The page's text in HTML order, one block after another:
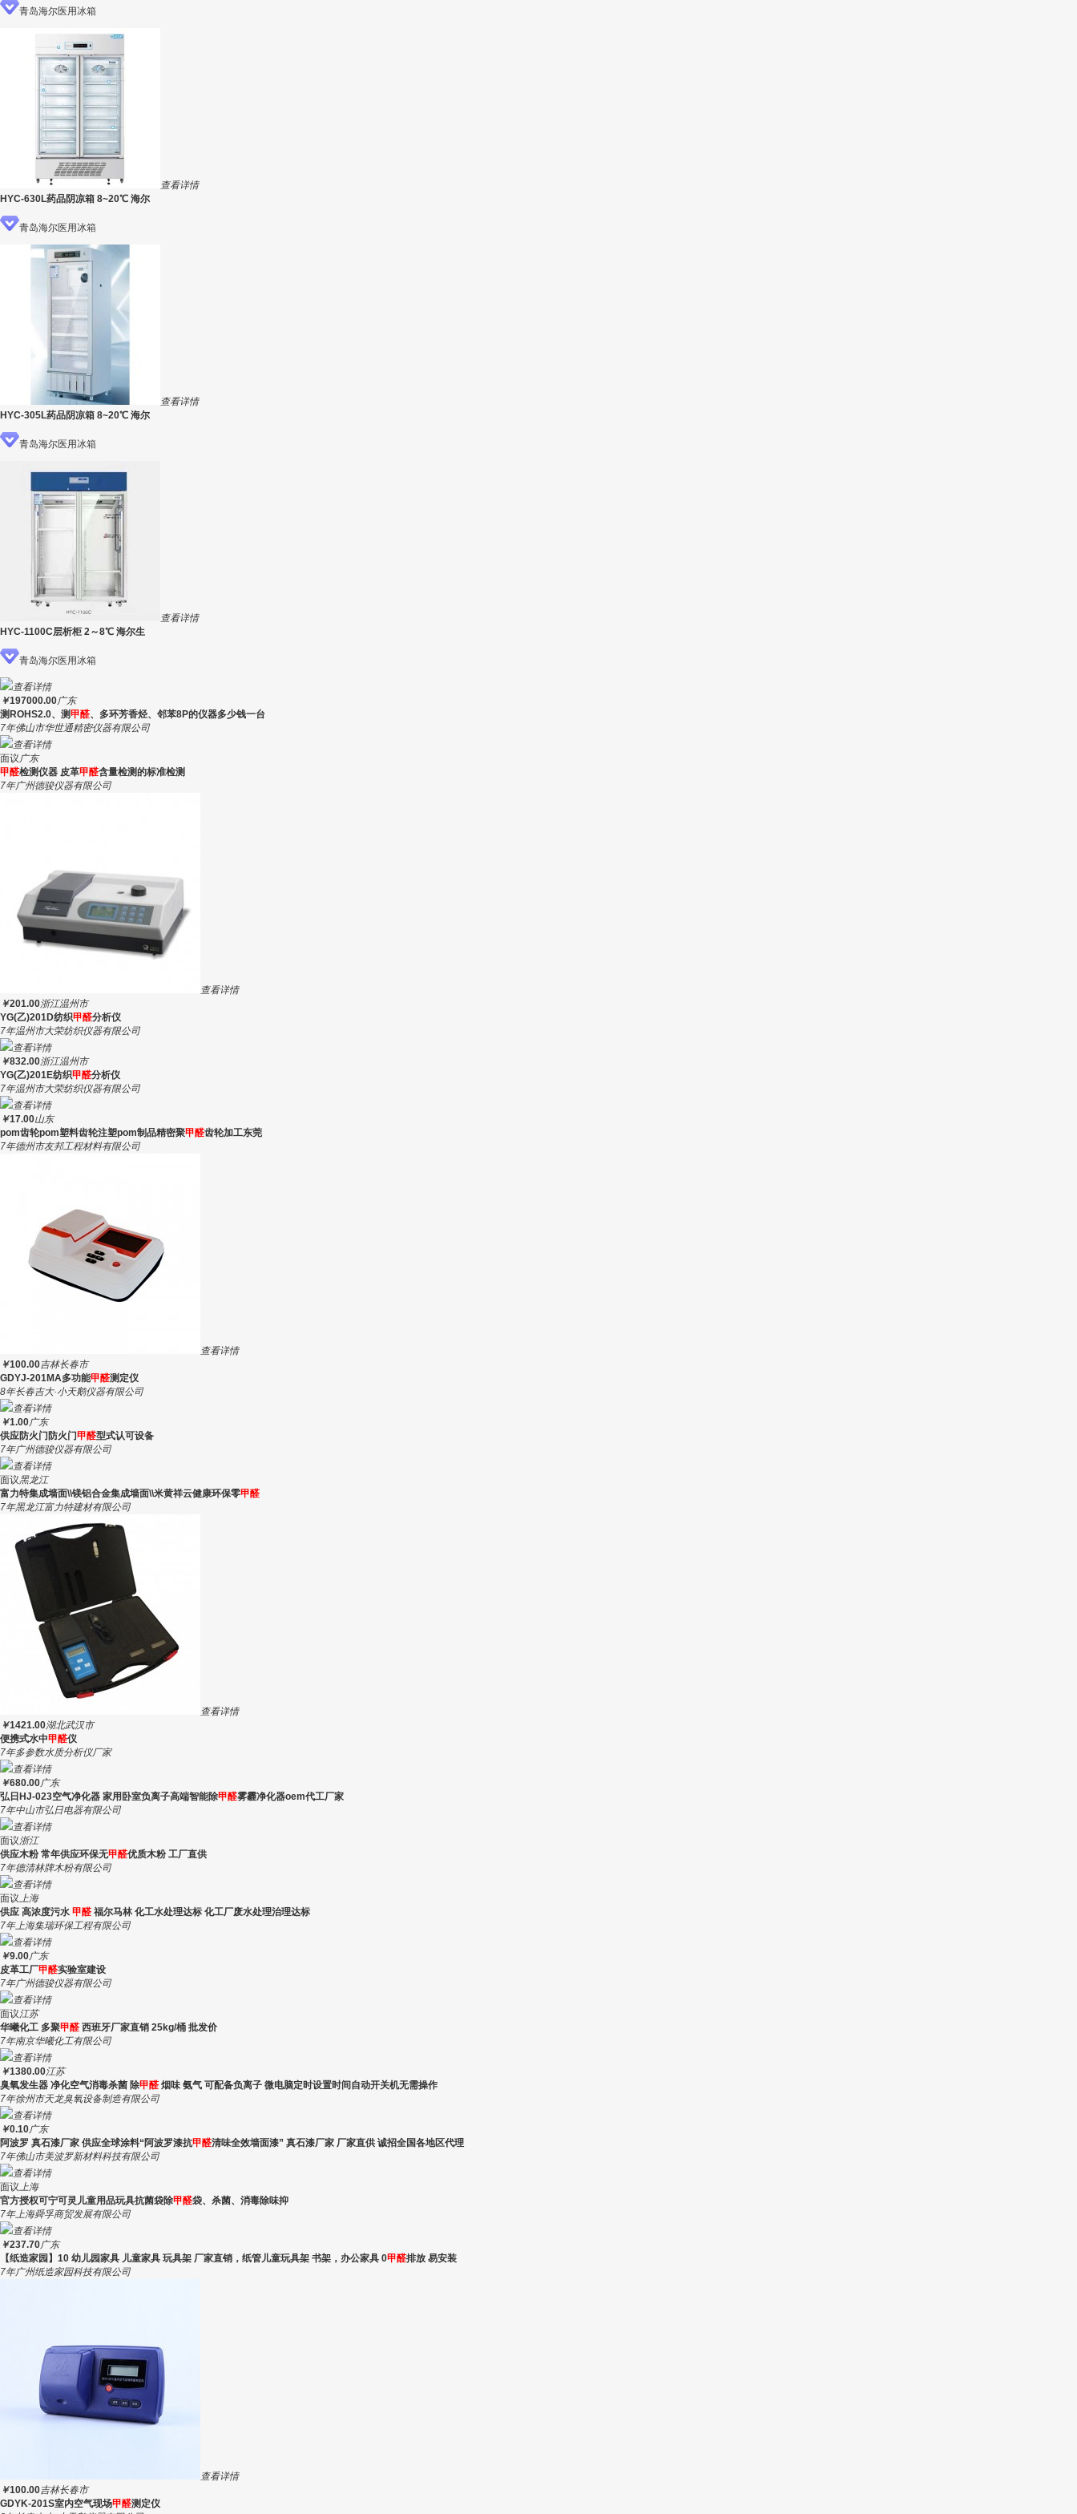
青岛海尔医用冰箱
查看详情
HYC-630L药品阴凉箱 8~20℃ 海尔
青岛海尔医用冰箱
查看详情
HYC-305L药品阴凉箱 8~20℃ 海尔
青岛海尔医用冰箱
查看详情
HYC-1100C层析柜 2～8℃ 海尔生
青岛海尔医用冰箱
查看详情
￥197000.00广东
测ROHS2.0、测甲醛、多环芳香烃、邻苯8P的仪器多少钱一台
7年佛山市华世通精密仪器有限公司
查看详情
面议广东
甲醛检测仪器 皮革甲醛含量检测的标准检测
7年广州德骏仪器有限公司
查看详情
￥201.00浙江温州市
YG(乙)201D纺织甲醛分析仪
7年温州市大荣纺织仪器有限公司
查看详情
￥832.00浙江温州市
YG(乙)201E纺织甲醛分析仪
7年温州市大荣纺织仪器有限公司
查看详情
￥17.00山东
pom齿轮pom塑料齿轮注塑pom制品精密聚甲醛齿轮加工东莞
7年德州市友邦工程材料有限公司
查看详情
￥100.00吉林长春市
GDYJ-201MA多功能甲醛测定仪
8年长春吉大·小天鹅仪器有限公司
查看详情
￥1.00广东
供应防火门防火门甲醛型式认可设备
7年广州德骏仪器有限公司
查看详情
面议黑龙江
富力特集成墙面\\镁铝合金集成墙面\\米黄祥云健康环保零甲醛
7年黑龙江富力特建材有限公司
查看详情
￥1421.00湖北武汉市
便携式水中甲醛仪
7年多参数水质分析仪厂家
查看详情
￥680.00广东
弘日HJ-023空气净化器 家用卧室负离子高端智能除甲醛雾霾净化器oem代工厂家
7年中山市弘日电器有限公司
查看详情
面议浙江
供应木粉 常年供应环保无甲醛优质木粉 工厂直供
7年德清林牌木粉有限公司
查看详情
面议上海
供应 高浓度污水 甲醛 福尔马林 化工水处理达标 化工厂废水处理治理达标
7年上海集瑞环保工程有限公司
查看详情
￥9.00广东
皮革工厂甲醛实验室建设
7年广州德骏仪器有限公司
查看详情
面议江苏
华曦化工 多聚甲醛 西班牙厂家直销 25kg/桶 批发价
7年南京华曦化工有限公司
查看详情
￥1380.00江苏
臭氧发生器 净化空气消毒杀菌 除甲醛 烟味 氨气 可配备负离子 微电脑定时设置时间自动开关机无需操作
7年徐州市天龙臭氧设备制造有限公司
查看详情
￥0.10广东
阿波罗 真石漆厂家 供应全球涂料“阿波罗漆抗甲醛清味全效墙面漆” 真石漆厂家 厂家直供 诚招全国各地区代理
7年佛山市美波罗新材料科技有限公司
查看详情
面议上海
官方授权可宁可灵儿童用品玩具抗菌袋除甲醛袋、杀菌、消毒除味抑
7年上海舜孚商贸发展有限公司
查看详情
￥237.70广东
【纸造家园】10 幼儿园家具 儿童家具 玩具架 厂家直销，纸管儿童玩具架 书架，办公家具 0甲醛排放 易安装
7年广州纸造家园科技有限公司
查看详情
￥100.00吉林长春市
GDYK-201S室内空气现场甲醛测定仪